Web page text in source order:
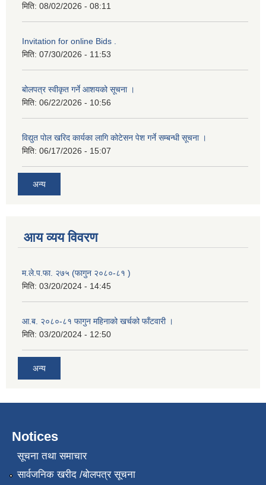
मिति: 08/02/2026 - 08:11
Invitation for online Bids .
मिति: 07/30/2026 - 11:53
बोलपत्र स्वीकृत गर्ने आशयको सूचना ।
मिति: 06/22/2026 - 10:56
विद्युत पोल खरिद कार्यका लागि कोटेसन पेश गर्ने सम्बन्धी सूचना ।
मिति: 06/17/2026 - 15:07
अन्य
आय व्यय विवरण
म.ले.प.फा. २७५ (फागुन २०८०-८१ )
मिति: 03/20/2024 - 14:45
आ.ब. २०८०-८१ फागुन महिनाको खर्चको फाँटवारी ।
मिति: 03/20/2024 - 12:50
अन्य
Notices
सूचना तथा समाचार
सार्वजनिक खरीद /बोलपत्र सूचना